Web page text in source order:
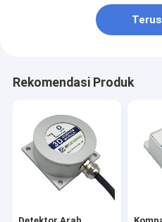
Terus
Rekomendasi Produk